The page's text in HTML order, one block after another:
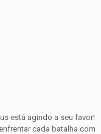
está agindo a seu favor!
cada batalha com